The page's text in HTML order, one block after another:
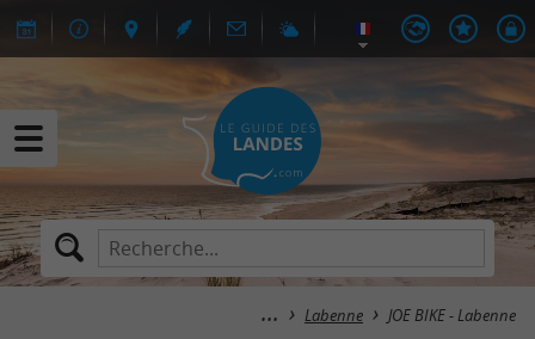
Labenne JOE BIKE - Labenne